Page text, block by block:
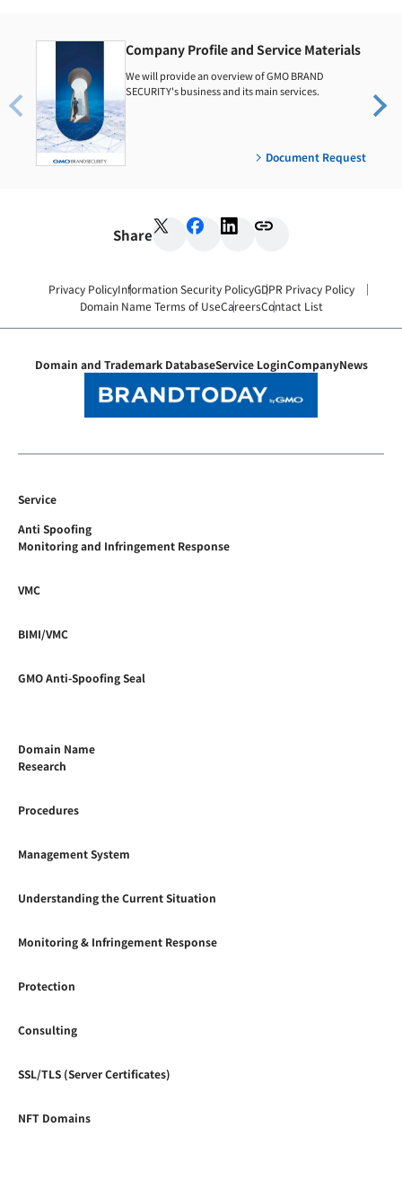
Company Profile and Service Materials
We will provide an overview of GMO BRAND
SECURITY's business and its main services.
Document Request
Share
Privacy PolicyInformation Security PolicyGDPR Privacy Policy
Domain Name Terms of UseCareersContact List
Domain and Trademark DatabaseService LoginCompanyNews
Service
Anti Spoofing
Monitoring and Infringement Response
VMC
BIMI/VMC
GMO Anti-Spoofing Seal
Domain Name
Research
Procedures
Management System
Understanding the Current Situation
Monitoring & Infringement Response
Protection
Consulting
SSL/TLS (Server Certificates)
NFT Domains